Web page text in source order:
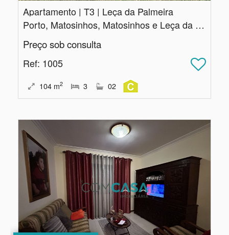
Apartamento | T3 | Leça da Palmeira
Porto, Matosinhos, Matosinhos e Leça da Palmeira
Preço sob consulta
Ref: 1005
104 m2 3 02